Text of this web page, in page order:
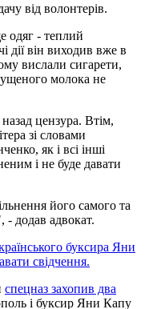
від волонтерів.
одяг - теплий
дії він виходив вже в
вислали сигарети,
молока не
цензура. Втім,
зі словами
як і всі інші
і не буде давати
його самого та
- додав адвокат.
буксира Яни
свідчення.
спецназ захопив два
і буксир Яни Капу